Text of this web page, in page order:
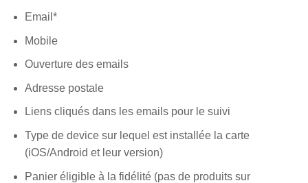
Email*
Mobile
Ouverture des emails
Adresse postale
Liens cliqués dans les emails pour le suivi
Type de device sur lequel est installée la carte
(iOS/Android et leur version)
Panier éligible à la fidélité (pas de produits sur